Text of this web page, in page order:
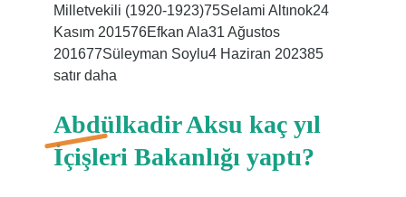
Milletvekili (1920-1923)75Selami Altınok24
Kasım 201576Efkan Ala31 Ağustos
201677Süleyman Soylu4 Haziran 202385
satır daha
Abdülkadir Aksu kaç yıl
İçişleri Bakanlığı yaptı?